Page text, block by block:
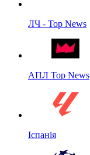
ЛЧ - Top News
АПЛ Top News
Іспанія